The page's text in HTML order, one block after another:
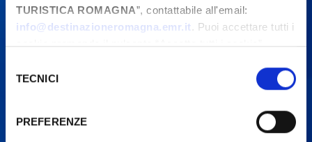
TURISTICA ROMAGNA”, contattabile all'email:
info@destinazioneromagna.emr.it. Puoi accettare tutti i
cookie premendo il pulsante “Accetta tutti i cookie”,
gestire le tue preferenze facendo clic su “Personalizza”.
Qualora acconsenti a tutti i cookie i Tuoi dati potranno
attualmente non fornisce garanzie idonee per il
delTECNICI
PREFERENZE